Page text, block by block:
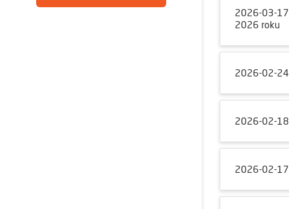
2026-03-17
2026 roku
2026-02-24
2026-02-18
2026-02-17